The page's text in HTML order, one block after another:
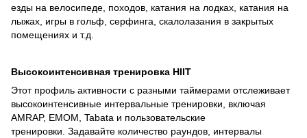
езды на велосипеде, походов, катания на лодках, катания на
лыжах, игры в гольф, серфинга, скалолазания в закрытых
помещениях и т.д.
Высокоинтенсивная тренировка HIIT
Этот профиль активности с разными таймерами отслеживает
высокоинтенсивные интервальные тренировки, включая
AMRAP, EMOM, Tabata и пользовательские
тренировки. Задавайте количество раундов, интервалы